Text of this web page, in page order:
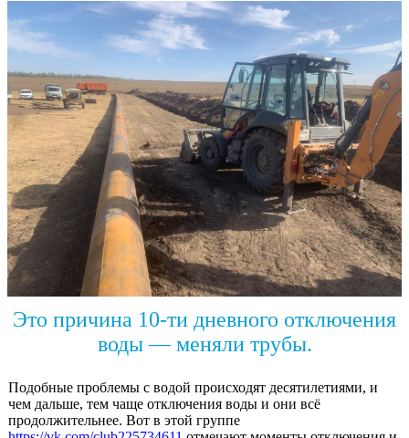
Это причина 10-ти дневного отключения
воды — меняли трубы.
Подобные проблемы с водой происходят десятилетиями, и
чем дальше, тем чаще отключения воды и они всё
продолжительнее. Вот в этой группе